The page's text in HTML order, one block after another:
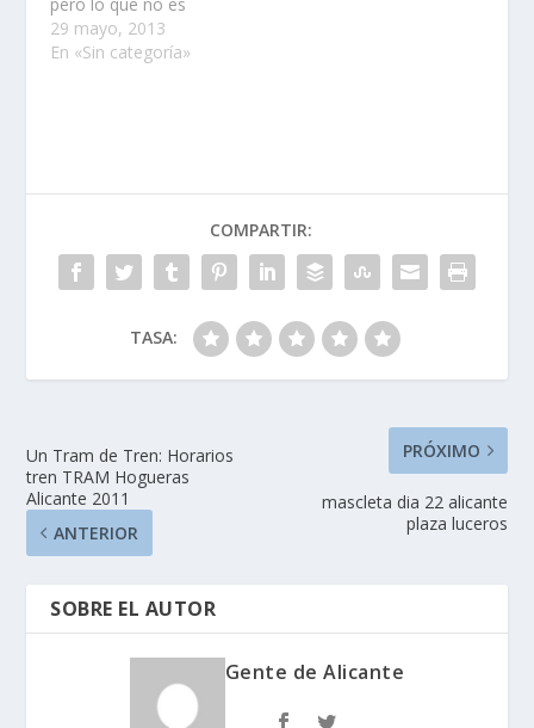
normal es que a estas
alturas del aÃ±o
los que nos sobraba
toda la ropa?Pues bien
29 mayo, 2013
En «Sin categoría»
COMPARTIR:
TASA:
Un Tram de Tren: Horarios
tren TRAM Hogueras
Alicante 2011
ANTERIOR
PRÓXIMO
mascleta dia 22 alicante
plaza luceros
SOBRE EL AUTOR
Gente de Alicante